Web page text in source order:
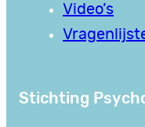
Video’s
Stichting